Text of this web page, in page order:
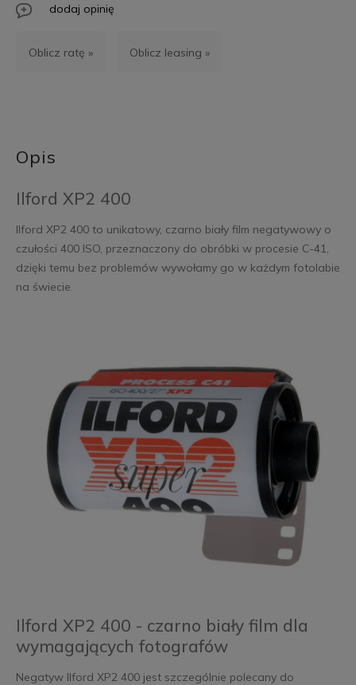
dodaj opinię
Oblicz ratę » Oblicz leasing »
Opis
Ilford XP2 400
Ilford XP2 400 to unikatowy, czarno biały film negatywowy o
czułości 400 ISO, przeznaczony do obróbki w procesie C-41,
dzięki temu bez problemów wywołamy go w każdym fotolabie
na świecie.
Ilford XP2 400 - czarno biały film dla
wymagających fotografów
Negatyw Ilford XP2 400 jest szczególnie polecany do